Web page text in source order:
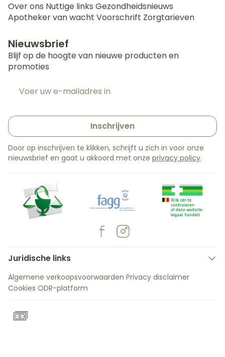
Over ons Nuttige links Gezondheidsnieuws
Apotheker van wacht Voorschrift Zorgtarieven
Nieuwsbrief
Blijf op de hoogte van nieuwe producten en
promoties
Inschrijven
Door op inschrijven te klikken, schrijft u zich in voor onze
nieuwsbrief en gaat u akkoord met onze privacy policy.
Juridische links
Algemene verkoopsvoorwaarden Privacy disclaimer
Cookies ODR-platform